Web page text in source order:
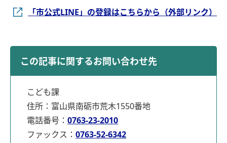
「市公式LINE」の登録はこちらから（外部リンク）
この記事に関するお問い合わせ先
こども課
住所：富山県南砺市荒木1550番地
電話番号： 0763-23-2010
ファックス： 0763-52-6342